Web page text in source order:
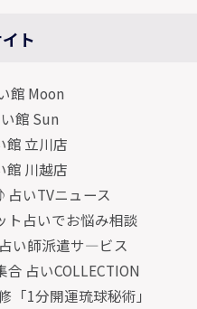
ト
館 Moon
館 Sun
館 立川店
館 川越店
いTVニュース
ト占いでお悩み相談
い師派遣サ―ビス
占いCOLLECTION
「1分開運琉球秘術」